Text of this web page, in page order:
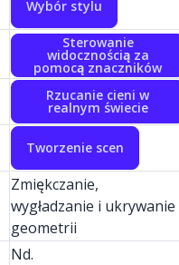
Wybór stylu
Sterowanie
widocznością za
pomocą znaczników
Rzucanie cieni w
realnym świecie
Tworzenie scen
Zmiękczanie,
wygładzanie i ukrywanie
geometrii
Nd.